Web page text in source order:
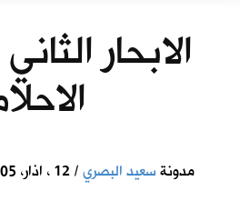
الابحار
مدونةسعيد البصري/ 12 ، اذار، 2005